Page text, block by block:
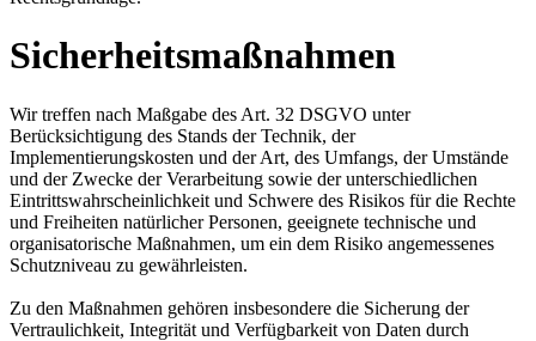
Sicherheitsmaßnahmen
Wir treffen nach Maßgabe des Art. 32 DSGVO unter
Berücksichtigung des Stands der Technik, der
Implementierungskosten und der Art, des Umfangs, der Umstände
und der Zwecke der Verarbeitung sowie der unterschiedlichen
Eintrittswahrscheinlichkeit und Schwere des Risikos für die Rechte
und Freiheiten natürlicher Personen, geeignete technische und
organisatorische Maßnahmen, um ein dem Risiko angemessenes
Schutzniveau zu gewährleisten.
Zu den Maßnahmen gehören insbesondere die Sicherung der
Vertraulichkeit, Integrität und Verfügbarkeit von Daten durch